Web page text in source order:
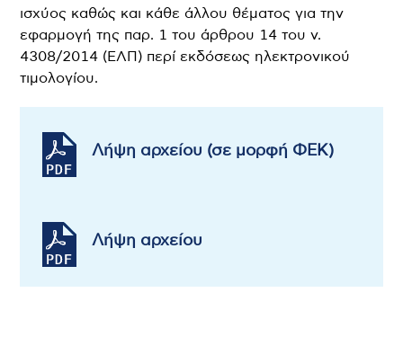
ισχύος καθώς και κάθε άλλου θέματος για την
εφαρμογή της παρ. 1 του άρθρου 14 του ν.
4308/2014 (ΕΛΠ) περί εκδόσεως ηλεκτρονικού
τιμολογίου.
Λήψη αρχείου (σε μορφή ΦΕΚ)
Λήψη αρχείου